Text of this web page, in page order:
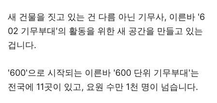
새 건물을 짓고 있는 건 다름 아닌 기무사, 이른바 '6
02 기무부대'의 활동을 위한 새 공간을 만들고 있는
겁니다.
'600'으로 시작되는 이른바 '600 단위 기무부대'는
전국에 11곳이 있고, 요원 수만 1천 명이 넘습니다.